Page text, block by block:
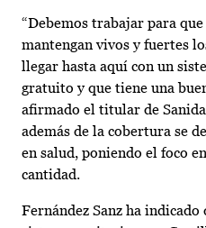
“Debemos trabajar para que
mantengan vivos y fuertes
llegar hasta aquí con un
gratuito y que tiene una
afirmado el titular de
además de la cobertura se
en salud, poniendo el foco
cantidad.
Fernández Sanz ha